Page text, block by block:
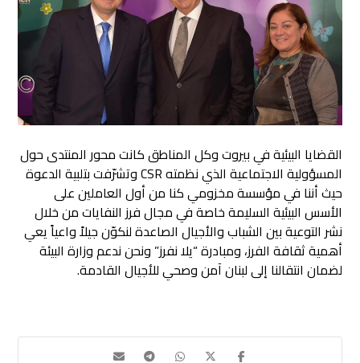
القضايا البيئية في بيروت وكل المناطق كانت محور المنتدى حول
المسؤولية الاجتماعية الذي نظمته CSR وتشرّفت بتلبية الدعوة
حيث أننا في مؤسسة مخزومي كنا من أول العاملين على
الأسس البيئية السليمة خاصة في مجال فرز النفايات من خلال
نشر التوعية بين الشباب والأجيال الصاعدة لنكوّن جيلاً واعياً يعي
أهمية ثقافة الفرز، ومبادرة “يلا نفرز” ونحن ندعم وزارة البيئة
لضمان انتقالنا إلى لبنان آمن وصحي للأجيال القادمة.